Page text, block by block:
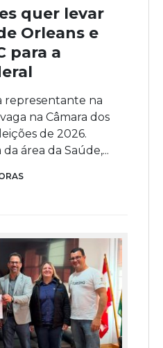
quer levar
Orleans e
para a
representante na
na Câmara dos
de 2026.
área da Saúde,...